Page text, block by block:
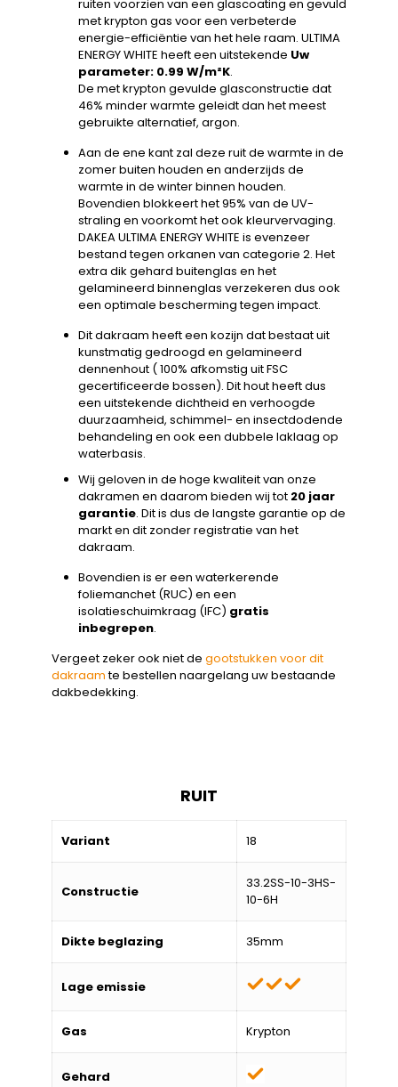
ruiten voorzien van een glascoating en gevuld
met krypton gas voor een verbeterde
energie-efficiëntie van het hele raam. ULTIMA
ENERGY WHITE heeft een uitstekende Uw
parameter: 0.99 W/m²K.
De met krypton gevulde glasconstructie dat
46% minder warmte geleidt dan het meest
gebruikte alternatief, argon.
Aan de ene kant zal deze ruit de warmte in de
zomer buiten houden en anderzijds de
warmte in de winter binnen houden.
Bovendien blokkeert het 95% van de UV-
straling en voorkomt het ook kleurvervaging.
DAKEA ULTIMA ENERGY WHITE is evenzeer
bestand tegen orkanen van categorie 2. Het
extra dik gehard buitenglas en het
gelamineerd binnenglas verzekeren dus ook
een optimale bescherming tegen impact.
Dit dakraam heeft een kozijn dat bestaat uit
kunstmatig gedroogd en gelamineerd
dennenhout ( 100% afkomstig uit FSC
gecertificeerde bossen). Dit hout heeft dus
een uitstekende dichtheid en verhoogde
duurzaamheid, schimmel- en insectdodende
behandeling en ook een dubbele laklaag op
waterbasis.
Wij geloven in de hoge kwaliteit van onze
dakramen en daarom bieden wij tot 20 jaar
garantie. Dit is dus de langste garantie op de
markt en dit zonder registratie van het
dakraam.
Bovendien is er een waterkerende
foliemanchet (RUC) en een
isolatieschuimkraag (IFC) gratis
inbegrepen.
Vergeet zeker ook niet de gootstukken voor dit
dakraamte bestellen naargelang uw bestaande
dakbedekking.
RUIT
Variant 18
Constructie
33.2SS-10-3HS-
10-6H
Dikte beglazing 35mm
Lage emissie
Gas Krypton
Gehard